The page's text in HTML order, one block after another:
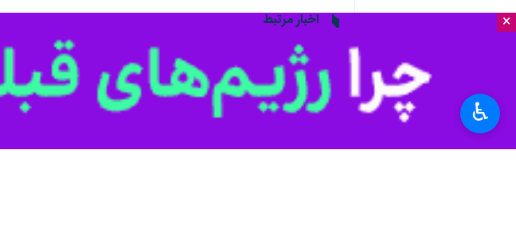
× اخبار مرتبط
سنندج- ایرنا- فرماندهی انتظامی کردستان گفت: عامل کلاهبرداری ۲۰۰ میلیارد ریالی از طلافروشان…
سنندج- ایرنا- رییس جهاد کشاورزی شهرستان بانه گفت: ۳۰ مورد ساخت و ساز غیر مجاز در حوزه کشاورزی،…
♿︎